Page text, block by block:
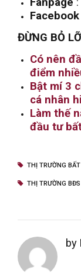
ĐỪNG BỎ LỠ
Có nên
điểm
Bật mí 3
cá nhân
Làm thế
đầu tư
THỊ TRƯỜNG
THỊ TRƯỜNG BĐS
by